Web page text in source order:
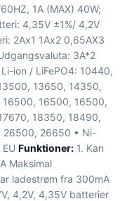
1A (MAX) 40W;
4,35V ±1%/ 4,2V
2Ax1 1Ax2 0,65AX3
3A*2
ion / LiFePO4: 10440,
13650, 14350,
16500, 16500,
18350, 18490,
26500, 26650 • Ni-
Funktioner: 1. Kan
Maksimal
ladestrøm fra 300mA
4,2V, 4,35V batterier